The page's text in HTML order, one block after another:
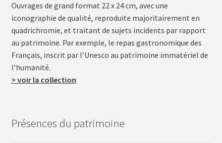
Ouvrages de grand format 22 x 24 cm, avec une
iconographie de qualité, reproduite majoritairement en
quadrichromie, et traitant de sujets incidents par rapport
au patrimoine. Par exemple, le repas gastronomique des
Français, inscrit par l’Unesco au patrimoine immatériel de
l’humanité.
> voir la collection
Présences du patrimoine